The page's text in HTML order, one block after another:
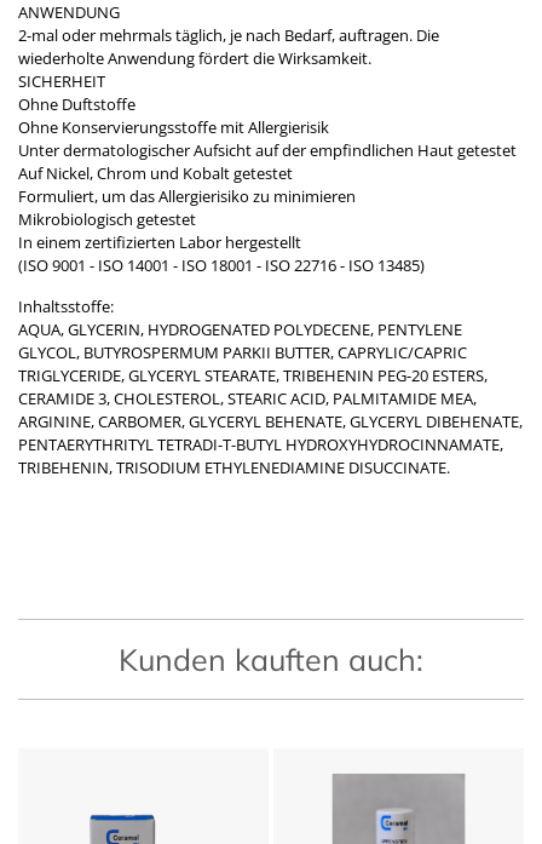
ANWENDUNG
2-mal oder mehrmals täglich, je nach Bedarf, auftragen. Die
wiederholte Anwendung fördert die Wirksamkeit.
SICHERHEIT
​Ohne Duftstoffe
Ohne Konservierungsstoffe mit Allergierisik
Unter dermatologischer Aufsicht auf der empfindlichen Haut getestet
Auf Nickel, Chrom und Kobalt getestet
Formuliert, um das Allergierisiko zu minimieren
Mikrobiologisch getestet
In einem zertifizierten Labor hergestellt
(ISO 9001 - ISO 14001 - ISO 18001 - ISO 22716 - ISO 13485)
Inhaltsstoffe:
AQUA, GLYCERIN, HYDROGENATED POLYDECENE, PENTYLENE
GLYCOL, BUTYROSPERMUM PARKII BUTTER, CAPRYLIC/CAPRIC
TRIGLYCERIDE, GLYCERYL STEARATE, TRIBEHENIN PEG-20 ESTERS,
CERAMIDE 3, CHOLESTEROL, STEARIC ACID, PALMITAMIDE MEA,
ARGININE, CARBOMER, GLYCERYL BEHENATE, GLYCERYL DIBEHENATE,
PENTAERYTHRITYL TETRADI-T-BUTYL HYDROXYHYDROCINNAMATE,
TRIBEHENIN, TRISODIUM ETHYLENEDIAMINE DISUCCINATE.
Kunden kauften auch: